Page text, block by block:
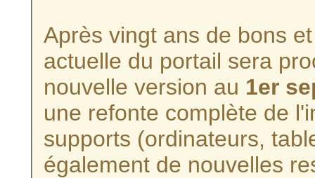
Après vingt ans de bons
actuelle du portail sera
nouvelle version au 1er
une refonte complète de
supports (ordinateurs,
également de nouvelles